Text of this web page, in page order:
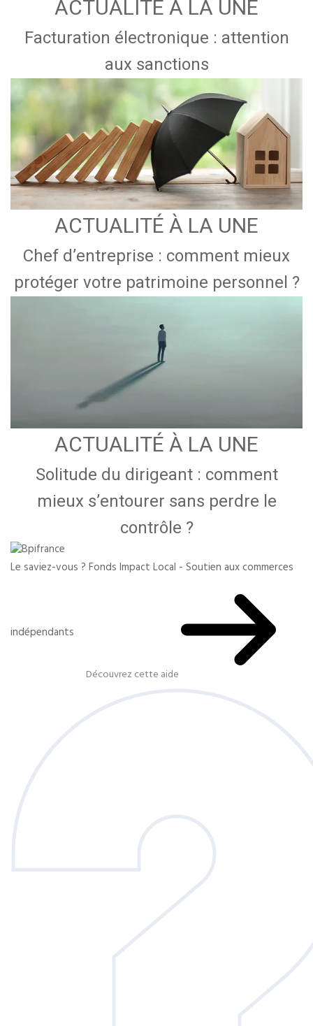
ACTUALITÉ À LA UNE
Facturation électronique : attention
aux sanctions
ACTUALITÉ À LA UNE
Chef d’entreprise : comment mieux
protéger votre patrimoine personnel ?
ACTUALITÉ À LA UNE
Solitude du dirigeant : comment
mieux s’entourer sans perdre le
contrôle ?
Le saviez-vous ?Fonds Impact Local - Soutien aux commerces
indépendants
Découvrez cette aide